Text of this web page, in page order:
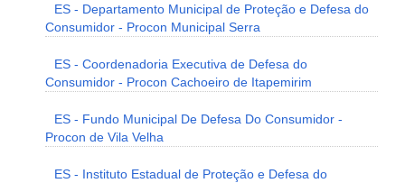
ES - Departamento Municipal de Proteção e Defesa do
Consumidor - Procon Municipal Serra
ES - Coordenadoria Executiva de Defesa do
Consumidor - Procon Cachoeiro de Itapemirim
ES - Fundo Municipal De Defesa Do Consumidor -
Procon de Vila Velha
ES - Instituto Estadual de Proteção e Defesa do